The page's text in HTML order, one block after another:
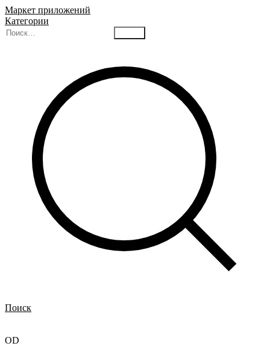
Маркет приложений
Категории
Поиск
OD